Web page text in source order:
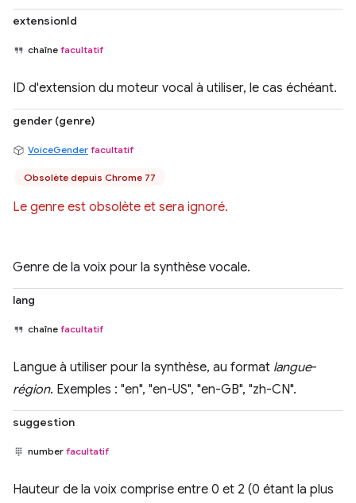
extensionId
chaîne facultatif
ID d'extension du moteur vocal à utiliser, le cas échéant.
gender (genre)
VoiceGender facultatif
Obsolète depuis Chrome 77
Le genre est obsolète et sera ignoré.
Genre de la voix pour la synthèse vocale.
lang
chaîne facultatif
Langue à utiliser pour la synthèse, au format langue-
région. Exemples : "en", "en-US", "en-GB", "zh-CN".
suggestion
number facultatif
Hauteur de la voix comprise entre 0 et 2 (0 étant la plus